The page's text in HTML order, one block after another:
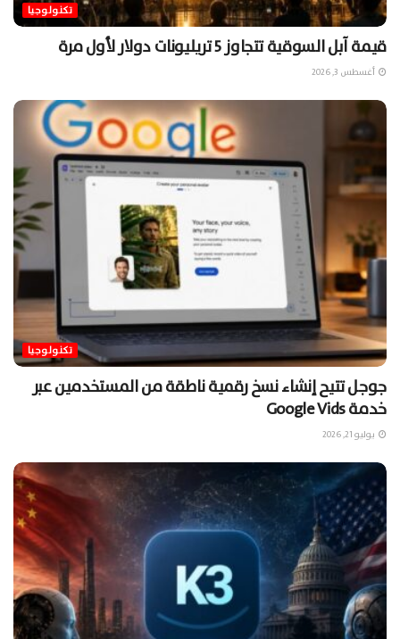
تكنولوجيا
قيمة آبل السوقية تتجاوز 5 تريليونات دولار لأول مرة
أغسطس 3, 2026
تكنولوجيا
جوجل تتيح إنشاء نسخ رقمية ناطقة من المستخدمين عبر
خدمة Google Vids
يوليو 21, 2026